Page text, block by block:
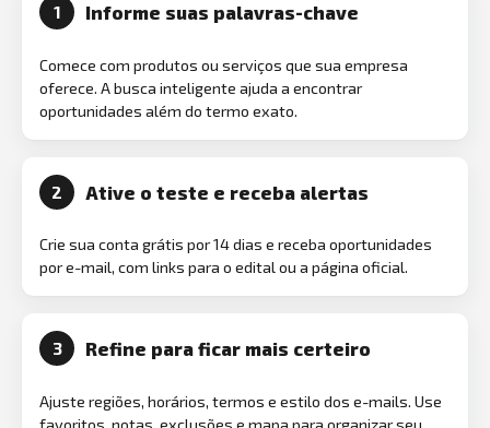
1 Informe suas palavras-chave
Comece com produtos ou serviços que sua empresa
oferece. A busca inteligente ajuda a encontrar
oportunidades além do termo exato.
2 Ative o teste e receba alertas
Crie sua conta grátis por 14 dias e receba oportunidades
por e-mail, com links para o edital ou a página oficial.
3 Refine para ficar mais certeiro
Ajuste regiões, horários, termos e estilo dos e-mails. Use
favoritos, notas, exclusões e mapa para organizar seu